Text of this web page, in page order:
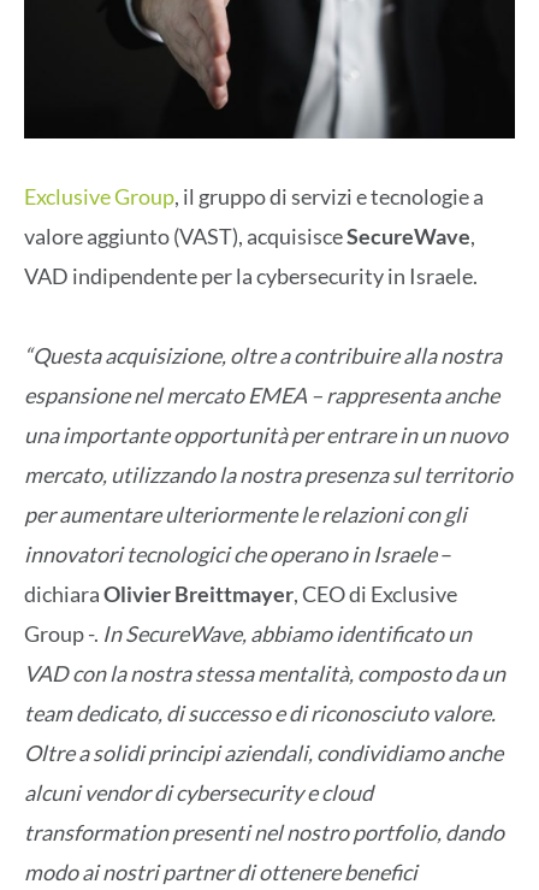
Exclusive Group, il gruppo di servizi e tecnologie a
valore aggiunto (VAST), acquisisceSecureWave,
VAD indipendente per la cybersecurity in Israele.
“Questa acquisizione, oltre a contribuire alla nostra
espansione nel mercato EMEA – rappresenta anche
una importante opportunità per entrare in un nuovo
mercato, utilizzando la nostra presenza sul territorio
per aumentare ulteriormente le relazioni con gli
innovatori tecnologici che operano in Israele–
dichiaraOlivier Breittmayer, CEO di Exclusive
Group -. In SecureWave, abbiamo identificato un
VAD con la nostra stessa mentalità, composto da un
team dedicato, di successo e di riconosciuto valore.
Oltre a solidi principi aziendali, condividiamo anche
alcuni vendor di cybersecurity e cloud
transformation presenti nel nostro portfolio, dando
modo ai nostri partner di ottenere benefici